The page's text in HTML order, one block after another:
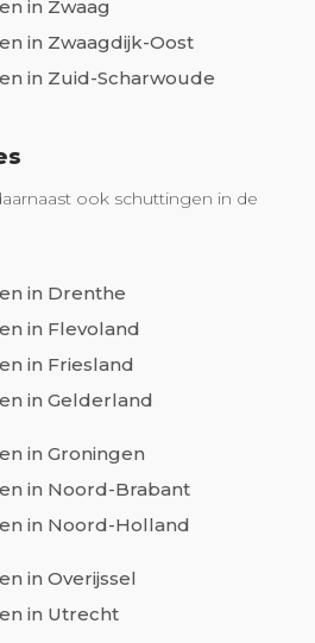
in Zwaag
in Zwaagdijk-Oost
in Zuid-Scharwoude
ook schuttingen in de
in Drenthe
in Flevoland
in Friesland
in Gelderland
in Groningen
in Noord-Brabant
in Noord-Holland
in Overijssel
in Utrecht